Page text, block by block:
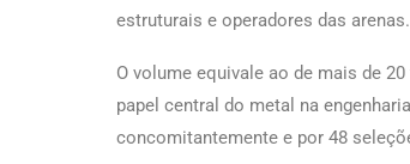
estruturais e operadores das arenas.
O volume equivale ao de mais de
papel central do metal na
concomitantemente e por 48